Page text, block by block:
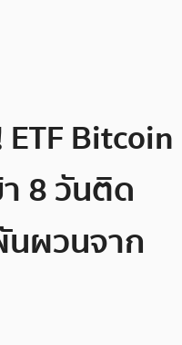
Bitcoin
า 8 วันติด
ผวนจาก